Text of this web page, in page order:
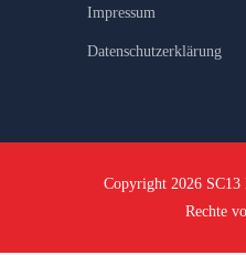
Impressum
Datenschutzerklärung
Copyright 2026 SC13
Rechte